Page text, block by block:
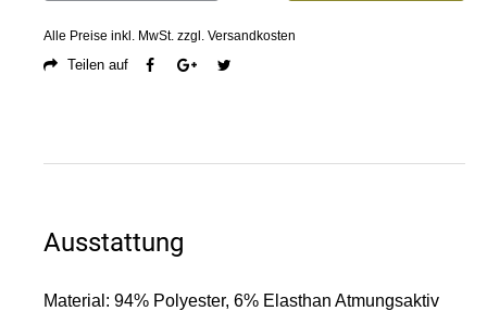
Alle Preise inkl. MwSt. zzgl. Versandkosten
Teilen auf
Ausstattung
Material: 94% Polyester, 6% Elasthan Atmungsaktiv